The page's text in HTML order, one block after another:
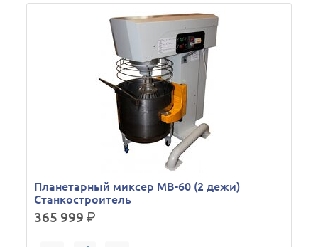
Планетарный миксер МВ-60 (2 дежи)
Станкостроитель
365 999р.